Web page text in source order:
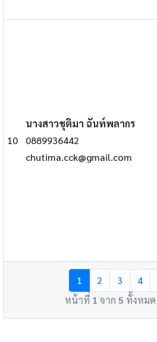
10
นางสาวชุติมา ฉันท์พลากร
0889936442
chutima.cck@gmail.com
1 2 3 4
หน้าที่ 1 จาก 5 ทั้งหมด